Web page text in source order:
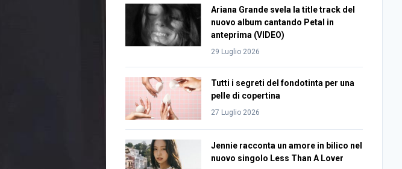
Ariana Grande svela la title track del
nuovo album cantando Petal in
anteprima (VIDEO)
29 Luglio 2026
Tutti i segreti del fondotinta per una
pelle di copertina
27 Luglio 2026
Jennie racconta un amore in bilico nel
nuovo singolo Less Than A Lover